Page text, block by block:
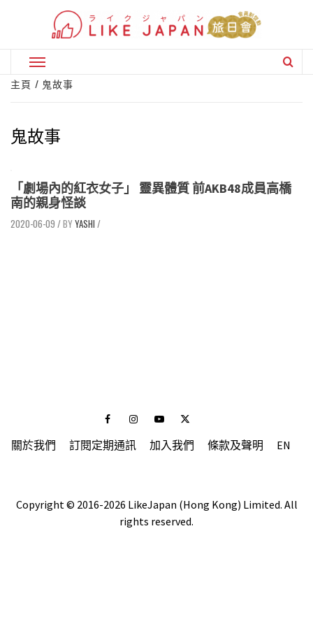
Primary
Menu
主頁 鬼故事
鬼故事
「劇場內的紅衣女子」 靈異體質 前AKB48成員高橋
南的親身怪談
2020-06-09 / YASHI /
FacebookInstagramYoutubeTwitter
關於我們 訂閱定期通訊 加入我們 條款及聲明 EN
Copyright © 2016-2026 LikeJapan (Hong Kong) Limited. All
rights reserved.